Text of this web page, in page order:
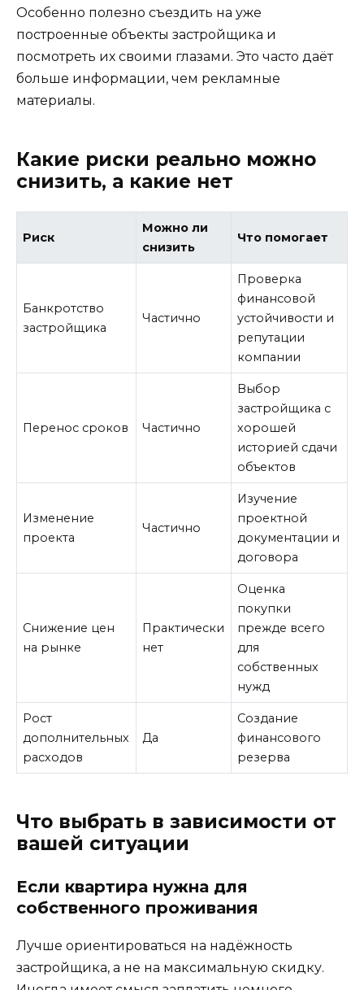
Особенно полезно съездить на уже
построенные объекты застройщика и
посмотреть их своими глазами. Это часто даёт
больше информации, чем рекламные
материалы.
Какие риски реально можно
снизить, а какие нет
Риск
Можно ли
снизить
Что помогает
Банкротство
застройщика
Частично
Проверка
финансовой
устойчивости и
репутации
компании
Перенос сроков Частично
Выбор
застройщика с
хорошей
историей сдачи
объектов
Изменение
проекта
Частично
Изучение
проектной
документации и
договора
Снижение цен
на рынке
Практически
нет
Оценка
покупки
прежде всего
для
собственных
нужд
Рост
дополнительных
расходов
Да
Создание
финансового
резерва
Что выбрать в зависимости от
вашей ситуации
Если квартира нужна для
собственного проживания
Лучше ориентироваться на надёжность
застройщика, а не на максимальную скидку.